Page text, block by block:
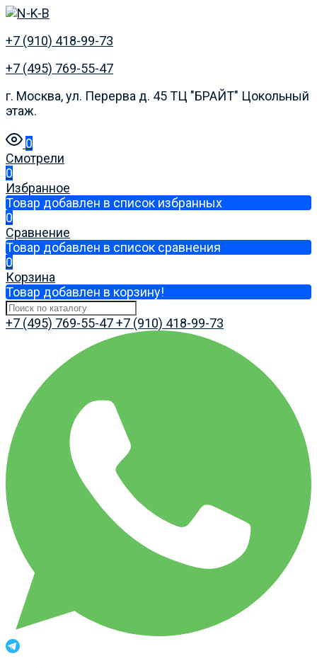
+7 (910) 418-99-73
+7 (495) 769-55-47
г. Москва, ул. Перерва д. 45 ТЦ "БРАЙТ" Цокольный
этаж.
0
Смотрели
0
Избранное
Товар добавлен в список избранных
0
Сравнение
Товар добавлен в список сравнения
0
Корзина
Товар добавлен в корзину!
+7 (495) 769-55-47+7 (910) 418-99-73